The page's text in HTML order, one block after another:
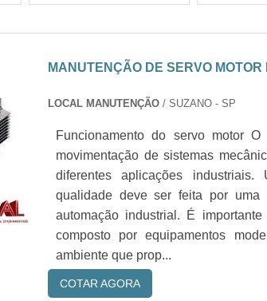
MANUTENÇÃO DE SERVO MOTOR
LOCAL MANUTENÇÃO / SUZANO - SP
Funcionamento do servo motor
movimentação de sistemas
diferentes aplicações
qualidade deve ser feita por uma
automação industrial. É
composto por equipamentos
ambiente que prop...
COTAR AGORA